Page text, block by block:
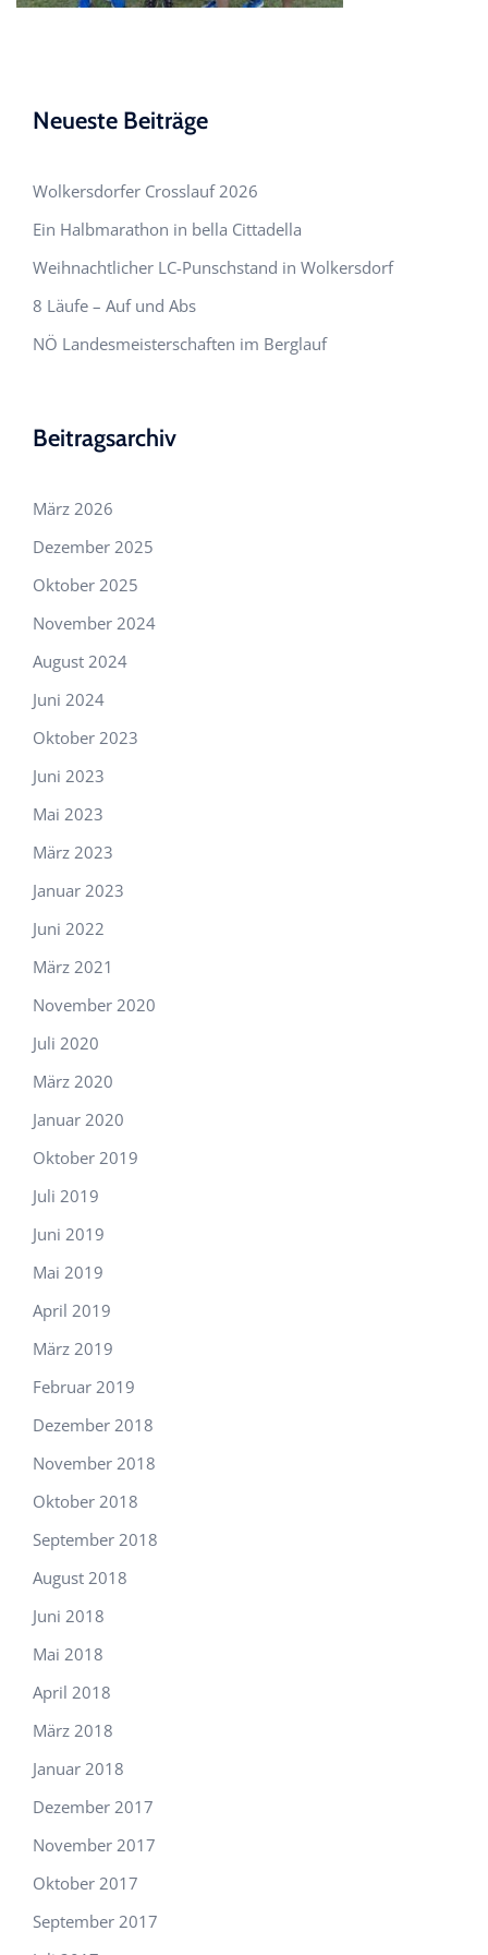
Neueste Beiträge
Wolkersdorfer Crosslauf 2026
Ein Halbmarathon in bella Cittadella
Weihnachtlicher LC-Punschstand in Wolkersdorf
8 Läufe – Auf und Abs
NÖ Landesmeisterschaften im Berglauf
Beitragsarchiv
März 2026
Dezember 2025
Oktober 2025
November 2024
August 2024
Juni 2024
Oktober 2023
Juni 2023
Mai 2023
März 2023
Januar 2023
Juni 2022
März 2021
November 2020
Juli 2020
März 2020
Januar 2020
Oktober 2019
Juli 2019
Juni 2019
Mai 2019
April 2019
März 2019
Februar 2019
Dezember 2018
November 2018
Oktober 2018
September 2018
August 2018
Juni 2018
Mai 2018
April 2018
März 2018
Januar 2018
Dezember 2017
November 2017
Oktober 2017
September 2017